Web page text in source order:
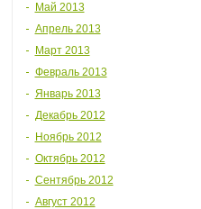
Май 2013
Апрель 2013
Март 2013
Февраль 2013
Январь 2013
Декабрь 2012
Ноябрь 2012
Октябрь 2012
Сентябрь 2012
Август 2012